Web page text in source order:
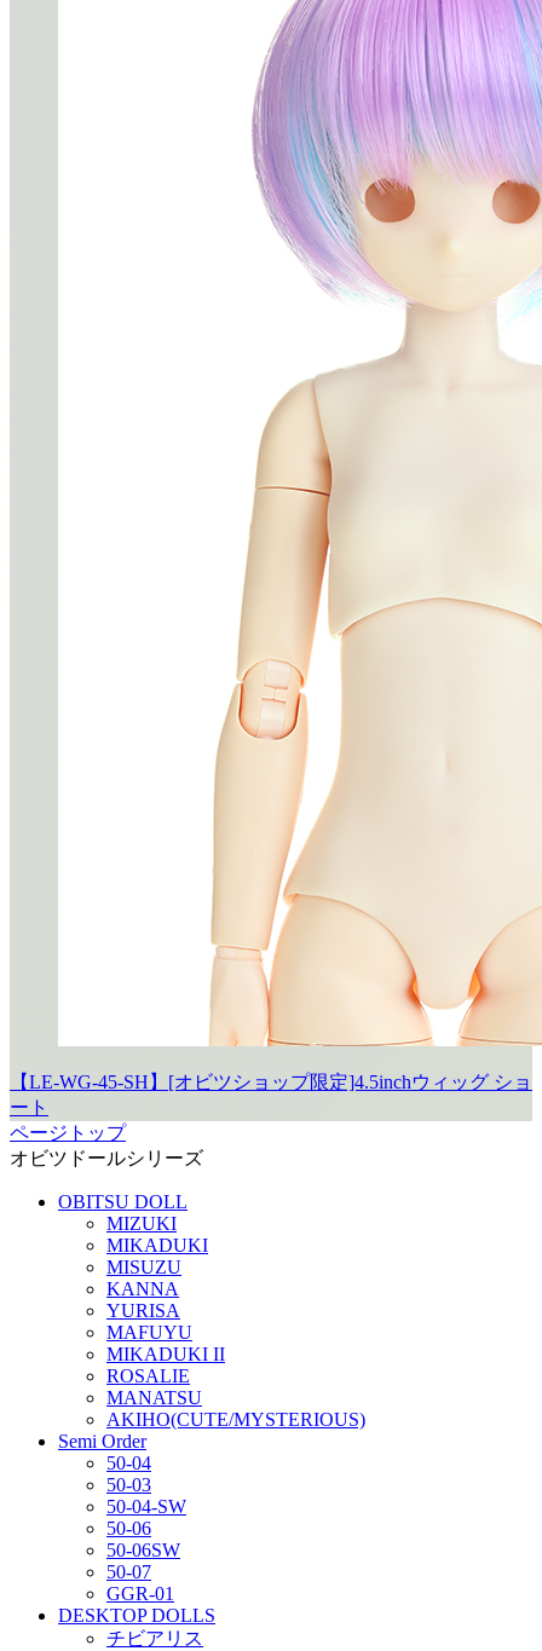
【LE-WG-45-SH】[オビツショップ限定]4.5inchウィッグ ショ
ート
ページトップ
オビツドールシリーズ
OBITSU DOLL
MIZUKI
MIKADUKI
MISUZU
KANNA
YURISA
MAFUYU
MIKADUKI II
ROSALIE
MANATSU
AKIHO(CUTE/MYSTERIOUS)
Semi Order
50-04
50-03
50-04-SW
50-06
50-06SW
50-07
GGR-01
DESKTOP DOLLS
チビアリス